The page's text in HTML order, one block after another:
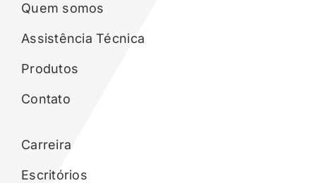
Quem somos
Assistência Técnica
Produtos
Contato
Carreira
Escritórios